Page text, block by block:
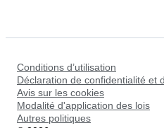
Conditions d’utilisation
Déclaration de confidentialité et
Avis sur les cookies
Modalité d'application des lois
Autres politiques